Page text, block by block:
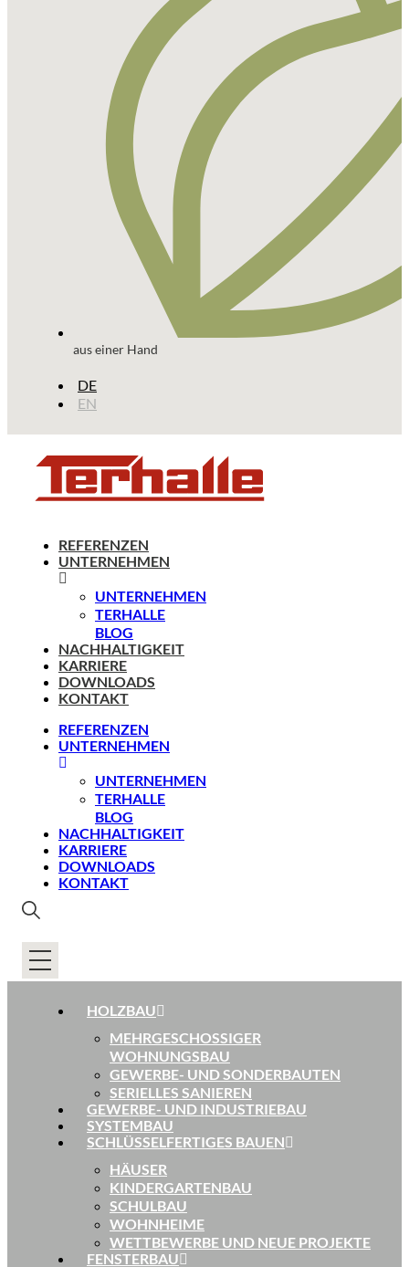
aus einer Hand
DE
EN
REFERENZEN
UNTERNEHMEN
UNTERNEHMEN
TERHALLE
BLOG
NACHHALTIGKEIT
KARRIERE
DOWNLOADS
KONTAKT
REFERENZEN
UNTERNEHMEN
UNTERNEHMEN
TERHALLE
BLOG
NACHHALTIGKEIT
KARRIERE
DOWNLOADS
KONTAKT
HOLZBAU
MEHRGESCHOSSIGER
WOHNUNGSBAU
GEWERBE- UND SONDERBAUTEN
SERIELLES SANIEREN
GEWERBE- UND INDUSTRIEBAU
SYSTEMBAU
SCHLÜSSELFERTIGES BAUEN
HÄUSER
KINDERGARTENBAU
SCHULBAU
WOHNHEIME
WETTBEWERBE UND NEUE PROJEKTE
FENSTERBAU